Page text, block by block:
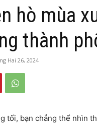
hò mùa
thành
Hai 26, 2024
tối, bạn chẳng thể nhìn